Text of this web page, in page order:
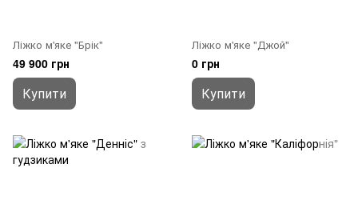
Ліжко м'яке "Брік"
49 900 грн
Купити
Ліжко м'яке "Джой"
0 грн
Купити